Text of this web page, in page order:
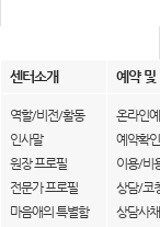
센터소개 예약 및
역할/비전/활동
인사말
원장 프로필
전문가 프로필
마음애의 특별함
온라인
예약확인
이용/비
상담/코
상담사